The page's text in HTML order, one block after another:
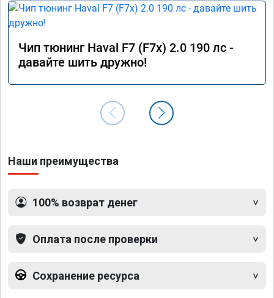
Чип тюнинг Haval F7 (F7x) 2.0 190 лс -
давайте шить дружно!
Наши преимущества
100% возврат денег
Оплата после проверки
Сохранение ресурса